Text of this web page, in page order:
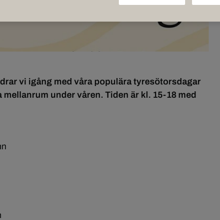
vi igång med våra populära tyresötorsdagar
under våren. Tiden är kl. 15-18 med